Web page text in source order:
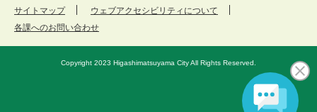
サイトマップ
ウェブアクセシビリティについて
各課へのお問い合わせ
Copyright 2023 Higashimatsuyama City All Rights Reserved.